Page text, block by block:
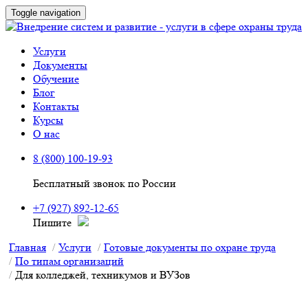
Toggle navigation
Услуги
Документы
Обучение
Блог
Контакты
Курсы
О нас
8 (800) 100-19-93
Бесплатный звонок по России
+7 (927) 892-12-65
Пишите
Главная
Услуги
Готовые документы по охране труда
По типам организаций
Для колледжей, техникумов и ВУЗов